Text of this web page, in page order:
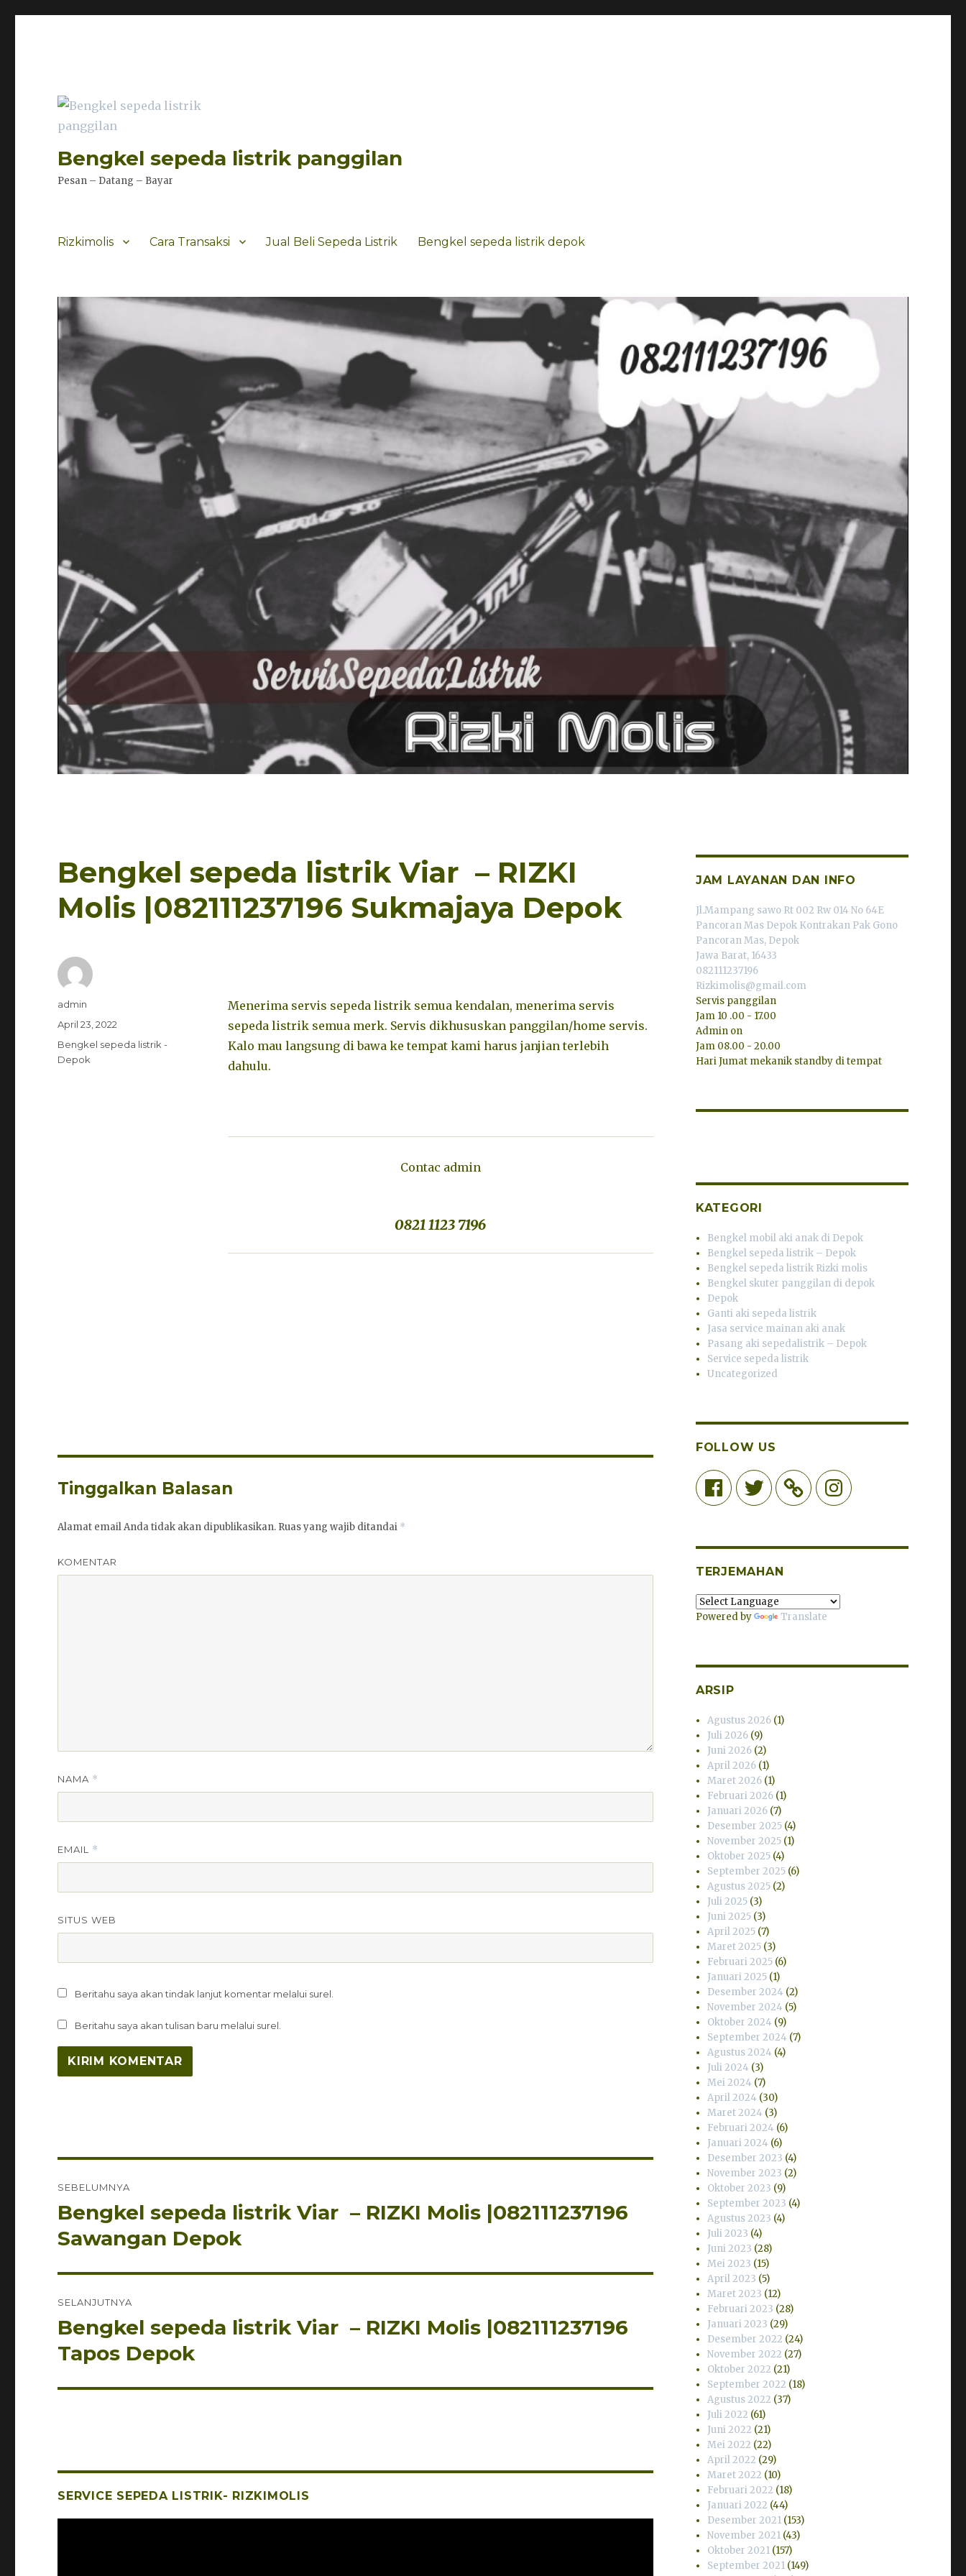
Bengkel sepeda listrik panggilan
Pesan – Datang – Bayar
Rizkimolis Cara Transaksi Jual Beli Sepeda Listrik Bengkel sepeda listrik depok
Bengkel sepeda listrik Viar – RIZKI
Molis |082111237196 Sukmajaya Depok
Menerima servis sepeda listrik semua kendalan, menerima servis
sepeda listrik semua merk. Servis dikhususkan panggilan/home servis.
Kalo mau langsung di bawa ke tempat kami harus janjian terlebih
dahulu.
Contac admin
0821 1123 7196
Penulis
admin
Diposkan
April 23, 2022
Kategori
Bengkel sepeda listrik -
Depok
Tinggalkan Balasan
Alamat email Anda tidak akan dipublikasikan. Ruas yang wajib ditandai *
KOMENTAR
NAMA *
EMAIL *
SITUS WEB
Beritahu saya akan tindak lanjut komentar melalui surel.
Beritahu saya akan tulisan baru melalui surel.
pos
SEBELUMNYA
Pos
sebelumnya:
Bengkel sepeda listrik Viar – RIZKI Molis |082111237196
Sawangan Depok
SELANJUTNYA
Pos
berikutnya:
Bengkel sepeda listrik Viar – RIZKI Molis |082111237196
Tapos Depok
SERVICE SEPEDA LISTRIK- RIZKIMOLIS
JAM LAYANAN DAN INFO
Jl.Mampang sawo Rt 002 Rw 014 No 64E
Pancoran Mas Depok Kontrakan Pak Gono
Pancoran Mas, Depok
Jawa Barat, 16433
082111237196
Rizkimolis@gmail.com
Servis panggilan
Jam 10 .00 - 17.00
Admin on
Jam 08.00 - 20.00
Hari Jumat mekanik standby di tempat
KATEGORI
Bengkel mobil aki anak di Depok
Bengkel sepeda listrik – Depok
Bengkel sepeda listrik Rizki molis
Bengkel skuter panggilan di depok
Depok
Ganti aki sepeda listrik
Jasa service mainan aki anak
Pasang aki sepedalistrik – Depok
Service sepeda listrik
Uncategorized
FOLLOW US
FacebookTwitter Instagram
TERJEMAHAN
Powered by Translate
ARSIP
Agustus 2026 (1)
Juli 2026 (9)
Juni 2026 (2)
April 2026 (1)
Maret 2026 (1)
Februari 2026 (1)
Januari 2026 (7)
Desember 2025 (4)
November 2025 (1)
Oktober 2025 (4)
September 2025 (6)
Agustus 2025 (2)
Juli 2025 (3)
Juni 2025 (3)
April 2025 (7)
Maret 2025 (3)
Februari 2025 (6)
Januari 2025 (1)
Desember 2024 (2)
November 2024 (5)
Oktober 2024 (9)
September 2024 (7)
Agustus 2024 (4)
Juli 2024 (3)
Mei 2024 (7)
April 2024 (30)
Maret 2024 (3)
Februari 2024 (6)
Januari 2024 (6)
Desember 2023 (4)
November 2023 (2)
Oktober 2023 (9)
September 2023 (4)
Agustus 2023 (4)
Juli 2023 (4)
Juni 2023 (28)
Mei 2023 (15)
April 2023 (5)
Maret 2023 (12)
Februari 2023 (28)
Januari 2023 (29)
Desember 2022 (24)
November 2022 (27)
Oktober 2022 (21)
September 2022 (18)
Agustus 2022 (37)
Juli 2022 (61)
Juni 2022 (21)
Mei 2022 (22)
April 2022 (29)
Maret 2022 (10)
Februari 2022 (18)
Januari 2022 (44)
Desember 2021 (153)
November 2021 (43)
Oktober 2021 (157)
September 2021 (149)